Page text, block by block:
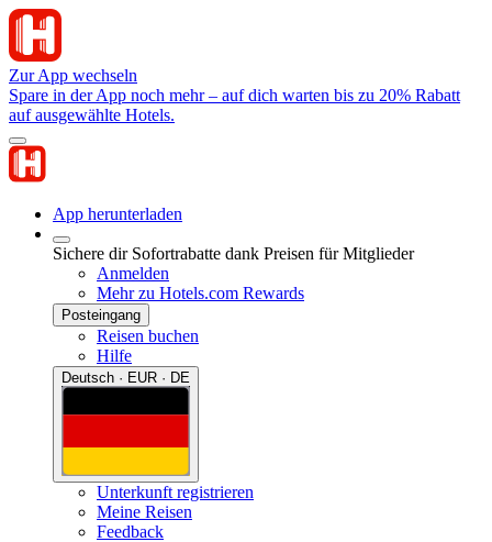
Zur App wechseln
Spare in der App noch mehr – auf dich warten bis zu 20% Rabatt
auf ausgewählte Hotels.
App herunterladen
Sichere dir Sofortrabatte dank Preisen für Mitglieder
Anmelden
Mehr zu Hotels.com Rewards
Posteingang
Reisen buchen
Hilfe
Deutsch · EUR · DE
Unterkunft registrieren
Meine Reisen
Feedback